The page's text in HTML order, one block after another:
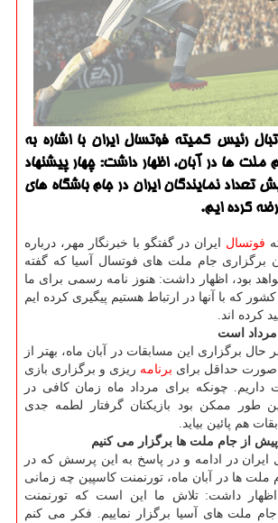
رئیس كمیته فوتسال ایران با اشاره به
ملت ها در آبان، اظهار داشت: چهار پیشنهاد
نمایندگان ایران در جام باشگاه های
فوتسال ایران در گفتگو با خبرنگار مهر، درباره
برگزاری جام ملت های فوتسال آسیا که گفته
بود، اظهار داشت: هنوز نامه رسمی برای ما
که با آنها در ارتباط هستیم پیگیری کرده ایم
کرده اند.
مرداد است
برگزاری این مسابقات در آبان ماه، بهتر از
صورت حداقل برای برنامه ریزی و برگزاری بازی
چونکه برای مرداد ماه زمان کافی در
طور ممکن بود بازیکنان گرفتار لطمه جدی
هم پائین بیاید.
از جام ملت ها برگزار می کنیم
ایران در ادامه و در پاسخ به این پرسش که در
ها در آبان ماه، تورنمنت کاسپین چه زمانی
داشت: تلاش ما این است که تورنمنت
ملت های آسیا برگزار نماییم. فکر می کنم